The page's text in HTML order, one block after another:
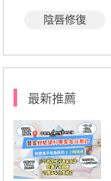
陰唇修復
最新推薦